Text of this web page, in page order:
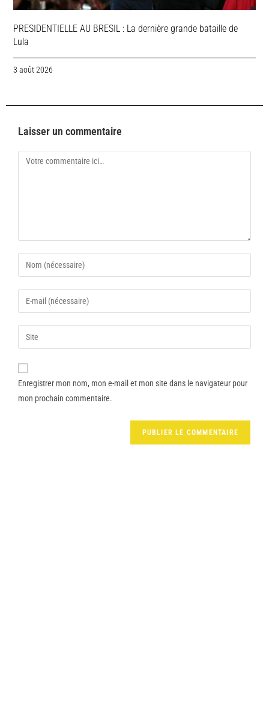
PRESIDENTIELLE AU BRESIL : La dernière grande bataille de
Lula
3 août 2026
Laisser un commentaire
Enregistrer mon nom, mon e-mail et mon site dans le navigateur pour
mon prochain commentaire.